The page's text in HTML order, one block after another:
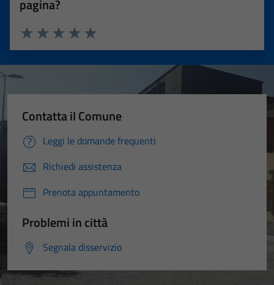
pagina?
Valuta 5 stelle su 5
Valuta 4 stelle su 5
Valuta 3 stelle su 5
Valuta 2 stelle su 5
Valuta 1 stelle su 5
Contatta il Comune
Leggi le domande frequenti
Richiedi assistenza
Prenota appuntamento
Problemi in città
Segnala disservizio